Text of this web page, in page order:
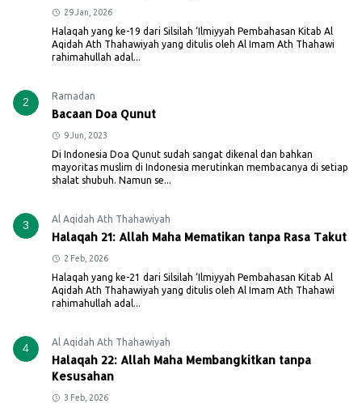
29 Jan, 2026
Halaqah yang ke-19 dari Silsilah ‘Ilmiyyah Pembahasan Kitab Al
Aqidah Ath Thahawiyah yang ditulis oleh Al Imam Ath Thahawi
rahimahullah adal...
2 Ramadan
Bacaan Doa Qunut
9 Jun, 2023
Di Indonesia Doa Qunut sudah sangat dikenal dan bahkan
mayoritas muslim di Indonesia merutinkan membacanya di setiap
shalat shubuh. Namun se...
3 Al Aqidah Ath Thahawiyah
Halaqah 21: Allah Maha Mematikan tanpa Rasa Takut
2 Feb, 2026
Halaqah yang ke-21 dari Silsilah ‘Ilmiyyah Pembahasan Kitab Al
Aqidah Ath Thahawiyah yang ditulis oleh Al Imam Ath Thahawi
rahimahullah adal...
4 Al Aqidah Ath Thahawiyah
Halaqah 22: Allah Maha Membangkitkan tanpa
Kesusahan
3 Feb, 2026